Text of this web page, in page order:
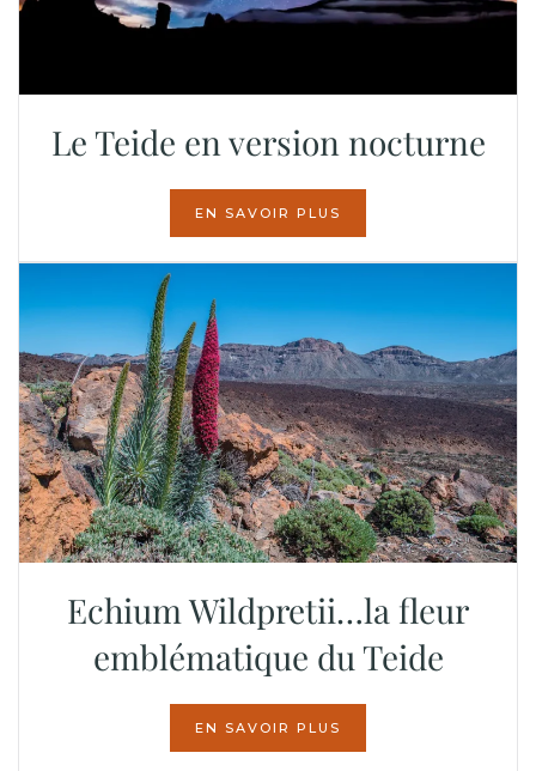
Le Teide en version nocturne
EN SAVOIR PLUS
Echium Wildpretii…la fleur
emblématique du Teide
EN SAVOIR PLUS